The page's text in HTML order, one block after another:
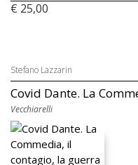
€ 25,00
Stefano Lazzarin
Covid Dante. La
Vecchiarelli